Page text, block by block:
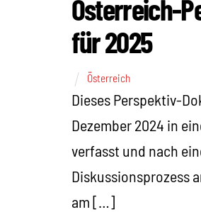
Österreich-
für 2025
Österreich
Dieses Perspektiv-
Dezember 2024 in
verfasst und nach
Diskussionsprozess
am […]